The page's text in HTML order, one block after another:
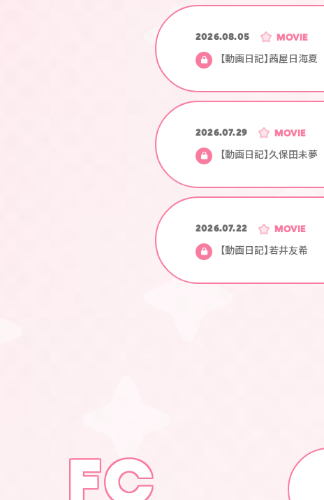
2026.08.05
MOVIE
【動画日記】茜屋日海夏
2026.07.29
MOVIE
【動画日記】久保田未夢
2026.07.22
MOVIE
【動画日記】若井友希
FC